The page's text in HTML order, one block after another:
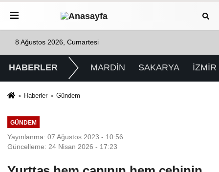
8 Ağustos 2026, Cumartesi
HABERLER MARDİN SAKARYA İZMİR
Haberler Gündem
GÜNDEM
Yayınlanma: 07 Ağustos 2023 - 10:56
Güncelleme: 24 Nisan 2026 - 17:23